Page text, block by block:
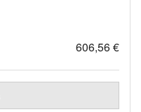
606,56 €